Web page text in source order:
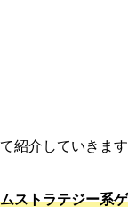
紹介していきます
ストラテジー系